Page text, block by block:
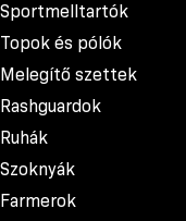
Sportmelltartók
Topok és pólók
Melegítő szettek
Rashguardok
Ruhák
Szoknyák
Farmerok